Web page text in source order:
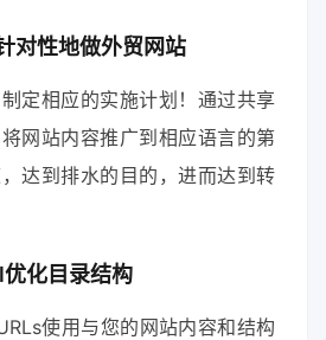
对性地做外贸网站
定相应的实施计划！通过共享
网站内容推广到相应语言的第
达到排水的目的，进而达到转
化目录结构
使用与您的网站内容和结构